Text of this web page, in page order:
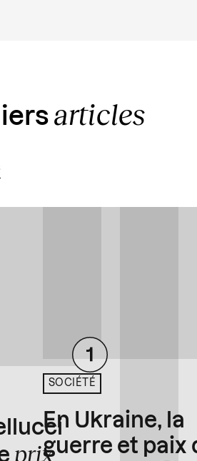
articles
prix
SOCIÉTÉ
En Ukraine, la
guerre et paix